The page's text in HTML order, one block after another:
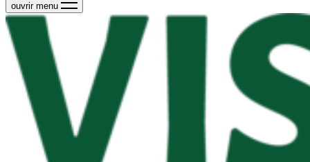
ouvrir menu